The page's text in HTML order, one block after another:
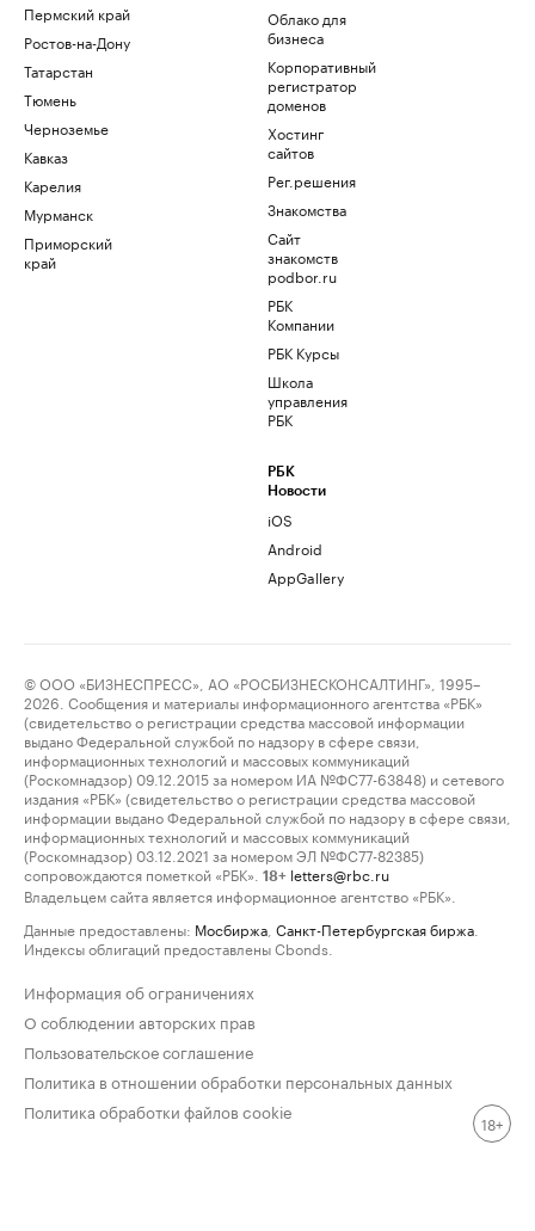
Пермский край
Ростов-на-Дону
Татарстан
Тюмень
Черноземье
Кавказ
Карелия
Мурманск
Приморский
край
Облако для
бизнеса
Корпоративный
регистратор
доменов
Хостинг
сайтов
Рег.решения
Знакомства
Сайт
знакомств
podbor.ru
РБК
Компании
РБК Курсы
Школа
управления
РБК
РБК
Новости
iOS
Android
AppGallery
© ООО «БИЗНЕСПРЕСС», АО «РОСБИЗНЕСКОНСАЛТИНГ», 1995–
2026. Сообщения и материалы информационного агентства «РБК»
(свидетельство о регистрации средства массовой информации
выдано Федеральной службой по надзору в сфере связи,
информационных технологий и массовых коммуникаций
(Роскомнадзор) 09.12.2015 за номером ИА №ФС77-63848) и сетевого
издания «РБК» (свидетельство о регистрации средства массовой
информации выдано Федеральной службой по надзору в сфере связи,
информационных технологий и массовых коммуникаций
(Роскомнадзор) 03.12.2021 за номером ЭЛ №ФС77-82385)
сопровождаются пометкой «РБК».
18+ letters@rbc.ru
Владельцем сайта является информационное агентство «РБК».
Данные предоставлены: Мосбиржа Санкт-Петербургская биржа
Индексы облигаций предоставлены Cbonds.
Информация об ограничениях
О соблюдении авторских прав
Пользовательское соглашение
Политика в отношении обработки персональных данных
Политика обработки файлов cookie
18+